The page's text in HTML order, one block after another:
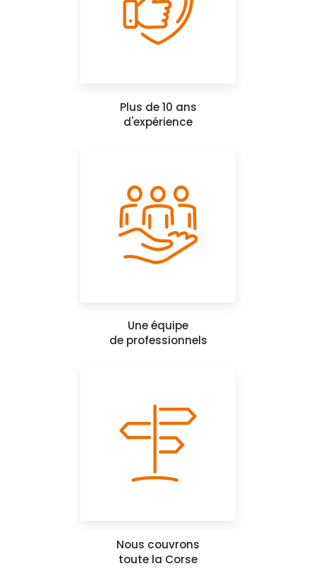
Plus de 10 ans
d'expérience
Une équipe
de professionnels
Nous couvrons
toute la Corse